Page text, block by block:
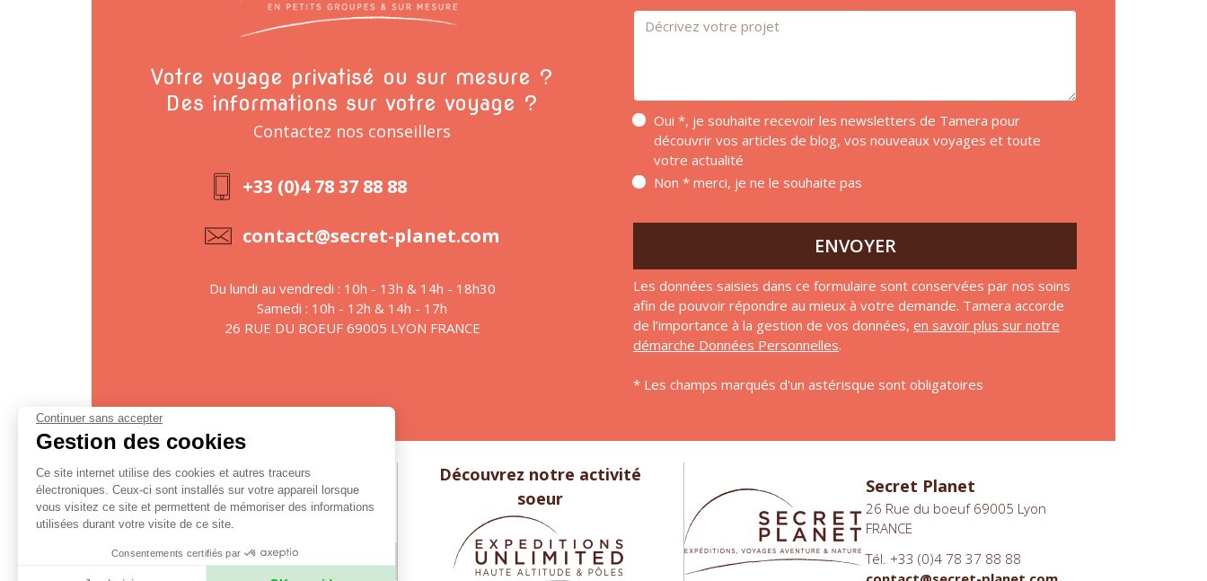
Votre voyage privatisé ou sur mesure ?
Des informations sur votre voyage ?
Contactez nos conseillers
+33 (0)4 78 37 88 88
contact@secret-planet.com
Du lundi au vendredi : 10h - 13h & 14h - 18h30
Samedi : 10h - 12h & 14h - 17h
26 RUE DU BOEUF 69005 LYON FRANCE
Message *
Oui *, je souhaite recevoir les newsletters de Tamera pour
découvrir vos articles de blog, vos nouveaux voyages et toute
votre actualité
Non * merci, je ne le souhaite pas
ENVOYER
Les données saisies dans ce formulaire sont conservées par nos soins
afin de pouvoir répondre au mieux à votre demande. Tamera accorde
de l’importance à la gestion de vos données, en savoir plus sur notre
démarche Données Personnelles.
* Les champs marqués d'un astérisque sont obligatoires
Suivez-nous
S'ABONNER À LA NEWSLETTER
Découvrez notre activité
soeur
Secret Planet
26 Rue du boeuf 69005 Lyon
FRANCE
Tél. +33 (0)4 78 37 88 88
Continuer sans accepter
Gestion des cookies
Ce site internet utilise des cookies et autres traceurs
électroniques. Ceux-ci sont installés sur votre appareil lorsque
vous visitez ce site et permettent de mémoriser des informations
utilisées durant votre visite de ce site.
Consentements certifiés par